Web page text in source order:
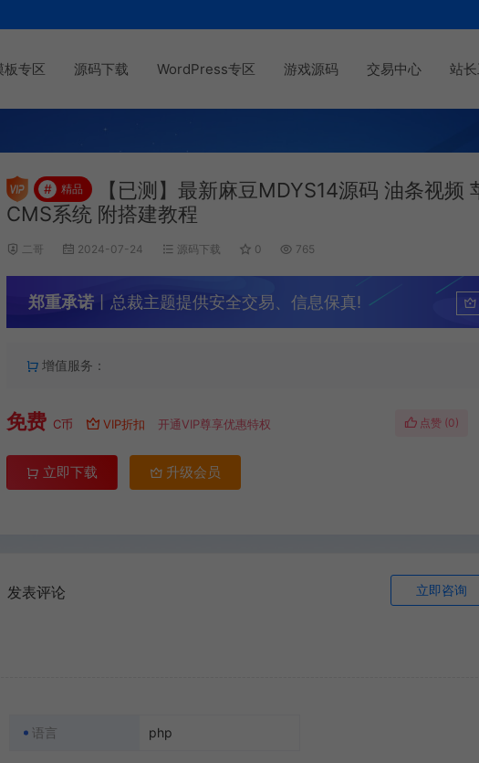
板专区 源码下载 WordPress专区 游戏源码 交易中心 站
# 精品
【已测】最新麻豆MDYS14源码 油条视频
CMS系统 附搭建教程
二哥 2024-07-24 源码下载 0 765
郑重承诺 丨总裁主题提供安全交易、信息保真!
增值服务：
免费 C币 VIP折扣 开通VIP尊享优惠特权 点赞 (0)
立即下载 升级会员
发表评论 立即咨询
语言 php